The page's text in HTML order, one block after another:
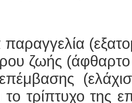
παραγγελία
ζωής (άφθαρτο
το τρίπτυχο της